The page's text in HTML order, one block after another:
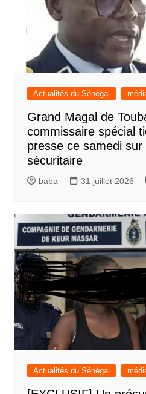
Actualités du Sénégal
Grand Magal de
commissaire spécial
presse ce samedi sur
sécuritaire
baba 31 juillet 2026
Actualités du Sénégal